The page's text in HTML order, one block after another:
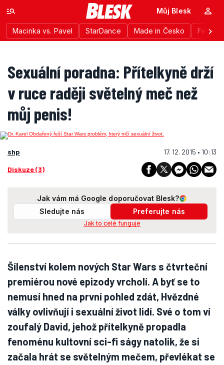
Macinka vs. Pavel StarDance Made in Česko
Můj Blesk
Sexuální poradna: Přítelkyně drží
v ruce raději světelný meč než
můj penis!
shp 17. 12. 2015 • 10:13
Diskuze (3)
Jak vám má Google doporučovat Blesk?
Sledujte nás
Preferujte nás
Jak to celé funguje
Šílenství kolem nových Star Wars s čtvrteční
premiérou nové epizody vrcholí. A byť se to
nemusí hned na první pohled zdát, Hvězdné
války ovlivňují i sexuální život lidí. Své o tom ví
zoufalý David, jehož přítelkyně propadla
fenoménu kultovní sci-fi ságy natolik, že si
začala hrát se světelným mečem, převlékat se